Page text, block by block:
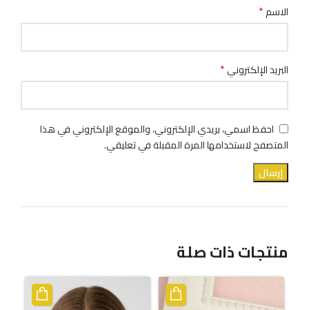
الاسم*
البريد الإلكتروني*
احفظ اسمي، بريدي الإلكتروني، والموقع الإلكتروني في هذا
المتصفح لاستخدامها المرة المقبلة في تعليقي.
منتجات ذات صلة